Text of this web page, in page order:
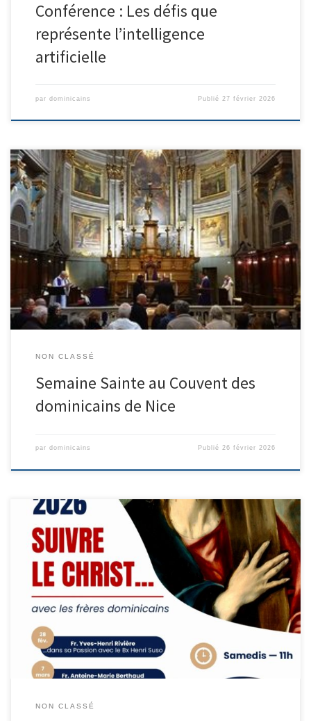
Conférence : Les défis que
représente l’intelligence
artificielle
par dominicains Publié 27 février 2026
Retrouvez tous les horaires de la semaine sainte ici La messe et la
prière de l’Office
NON CLASSÉ
Semaine Sainte au Couvent des
dominicains de Nice
par dominicains Publié26 février 2026
CARÈME 2026 Suivre le Christ... avec les frères dominicains 1er
samedi 28 février, 11h Suivre le Christ dans sa passion avec le
Bienheureux Henri Suso Fr. Yves-Henri Rivière 2e samedi 7 mars,
11h Suivre le Christ au désert Fr. Antoine-Marie Berthaud 3e samedi
14 mars, 11H Suivre le Christ avec […]
NON CLASSÉ